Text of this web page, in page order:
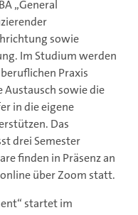
„General
sowie
Im Studium werden
Praxis
sowie die
in die eigene
Das
drei Semester
finden in Präsenz an
über Zoom statt.
startet im